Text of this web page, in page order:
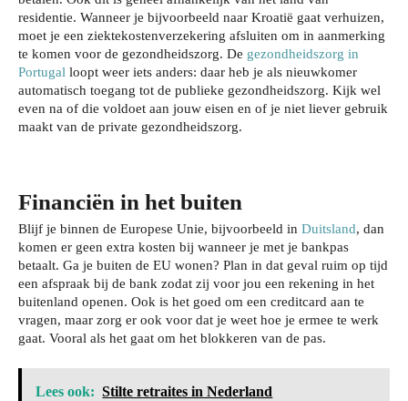
residentie. Wanneer je bijvoorbeeld naar Kroatië gaat verhuizen,
moet je een ziektekostenverzekering afsluiten om in aanmerking
te komen voor de gezondheidszorg. De gezondheidszorg in
Portugal loopt weer iets anders: daar heb je als nieuwkomer
automatisch toegang tot de publieke gezondheidszorg. Kijk wel
even na of die voldoet aan jouw eisen en of je niet liever gebruik
maakt van de private gezondheidszorg.
Financiën in het buiten
Blijf je binnen de Europese Unie, bijvoorbeeld in Duitsland, dan
komen er geen extra kosten bij wanneer je met je bankpas
betaalt. Ga je buiten de EU wonen? Plan in dat geval ruim op tijd
een afspraak bij de bank zodat zij voor jou een rekening in het
buitenland openen. Ook is het goed om een creditcard aan te
vragen, maar zorg er ook voor dat je weet hoe je ermee te werk
gaat. Vooral als het gaat om het blokkeren van de pas.
Lees ook: Stilte retraites in Nederland